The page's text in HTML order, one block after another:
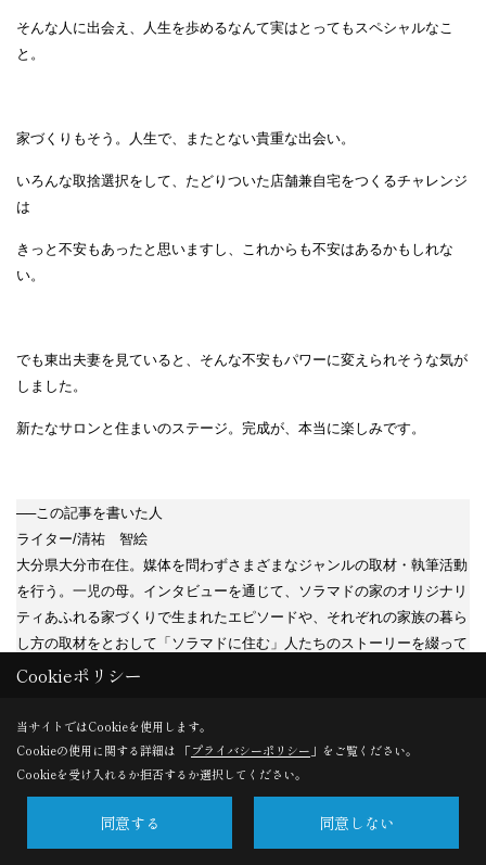
そんな人に出会え、人生を歩めるなんて実はとってもスペシャルなこ
と。
家づくりもそう。人生で、またとない貴重な出会い。
いろんな取捨選択をして、たどりついた店舗兼自宅をつくるチャレンジ
は
きっと不安もあったと思いますし、これからも不安はあるかもしれな
い。
でも東出夫妻を見ていると、そんな不安もパワーに変えられそうな気が
しました。
新たなサロンと住まいのステージ。完成が、本当に楽しみです。
──この記事を書いた人
ライター/清祐 智絵
大分県大分市在住。媒体を問わずさまざまなジャンルの取材・執筆活動
を行う。一児の母。インタビューを通じて、ソラマドの家のオリジナリ
ティあふれる家づくりで生まれたエピソードや、それぞれの家族の暮ら
し方の取材をとおして「ソラマドに住む」人たちのストーリーを綴って
いる。
インタビュー - 完成前インタビュー にある
その他のお客様の声
Cookieポリシー
当サイトではCookieを使用します。
Cookieの使用に関する詳細は 「プライバシーポリシー 」をご覧ください。
Cookieを受け入れるか拒否するか選択してください。
同意する 同意しない